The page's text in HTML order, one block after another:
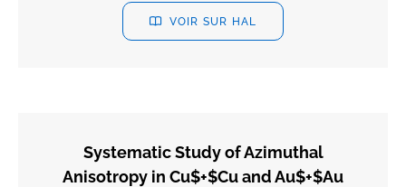
VOIR SUR HAL
Systematic Study of Azimuthal
Anisotropy in Cu$+$Cu and Au$+$Au